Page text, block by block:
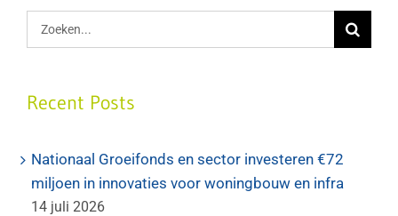
Zoeken
naar:
Recent Posts
Nationaal Groeifonds en sector investeren €72
miljoen in innovaties voor woningbouw en infra
14 juli 2026